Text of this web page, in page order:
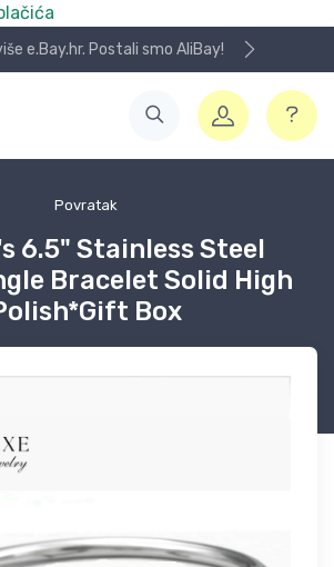
e.Bay.hr. Postali smo AliBay!
Povratak
6.5" Stainless Steel
Bracelet Solid High
Box